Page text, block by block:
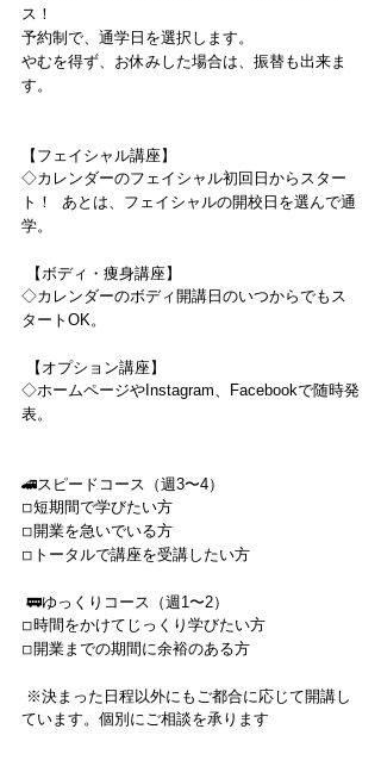
ス！
予約制で、通学日を選択します。
やむを得ず、お休みした場合は、振替も出来ま
す。
【フェイシャル講座】
◇カレンダーのフェイシャル初回日からスター
ト！  あとは、フェイシャルの開校日を選んで通
学。
【ボディ・痩身講座】
◇カレンダーのボディ開講日のいつからでもス
タートOK。
【オプション講座】
◇ホームページやInstagram、Facebookで随時発
表。
🚄スピードコース（週3〜4）
◽︎短期間で学びたい方
◽︎開業を急いでいる方
◽︎トータルで講座を受講したい方
🚃ゆっくりコース（週1〜2）
◽︎時間をかけてじっくり学びたい方
◽︎開業までの期間に余裕のある方
ています。個別にご相談を承ります